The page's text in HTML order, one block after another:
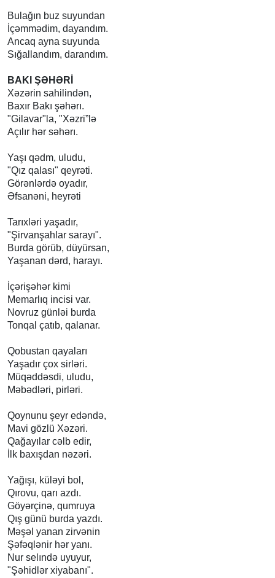
Bulağın buz suyundan
İçəmmədim, dayandım.
Ancaq ayna suyunda
Sığallandım, darandım.
BAKI ŞƏHƏRİ
Xəzərin sahilindən,
Baxır Bakı şəhərı.
"Gilavar"la, "Xəzri”lə
Açılır hər səhərı.
Yaşı qədm, uludu,
"Qız qalası" qeyrəti.
Görənlərdə oyadır,
Əfsanəni, heyrəti
Tarıxləri yaşadır,
"Şirvanşahlar sarayı".
Burda görüb, düyürsan,
Yaşanan dərd, harayı.
İçərişəhər kimi
Memarlıq incisi var.
Novruz günləi burda
Tonqal çatıb, qalanar.
Qobustan qayaları
Yaşadır çox sirləri.
Müqəddəsdi, uludu,
Məbədləri, pirləri.
Qoynunu şeyr edəndə,
Mavi gözlü Xəzəri.
Qağayılar cəlb edir,
İlk baxışdan nəzəri.
Yağışı, küləyi bol,
Qırovu, qarı azdı.
Göyərçinə, qumruya
Qış günü burda yazdı.
Məşəl yanan zirvənin
Şəfəqlənir hər yanı.
Nur selındə uyuyur,
"Şəhidlər xiyabanı".